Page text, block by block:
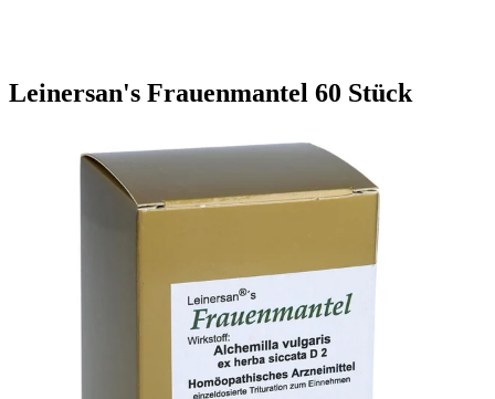
Leinersan's Frauenmantel 60 Stück